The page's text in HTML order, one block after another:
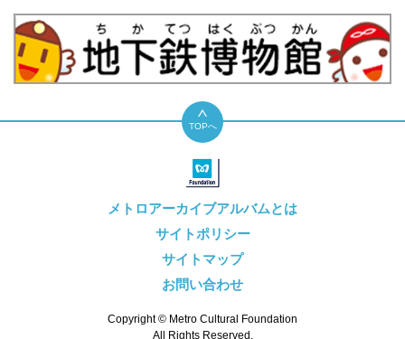
TOPへ
メトロアーカイブアルバムとは
サイトポリシー
サイトマップ
お問い合わせ
Copyright © Metro Cultural Foundation
All Rights Reserved.